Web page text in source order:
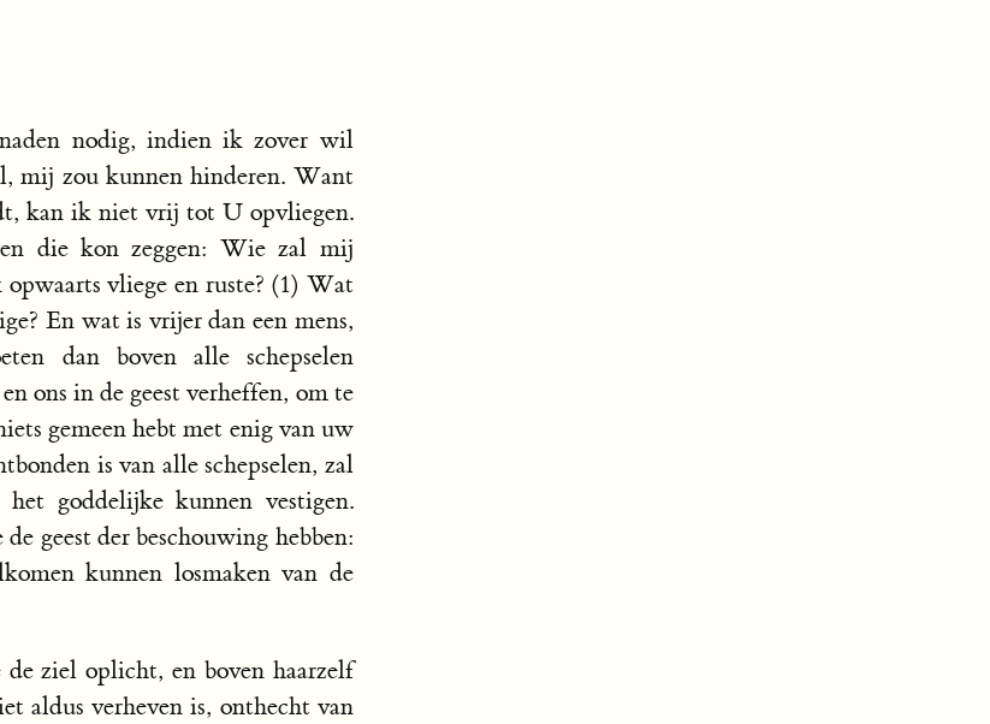
nodig, indien ik zover wil
mij zou kunnen hinderen. Want
kan ik niet vrij tot U opvliegen.
die kon zeggen: Wie zal mij
vliege en ruste? (1) Wat
En wat is vrijer dan een mens,
dan boven alle schepselen
ons in de geest verheffen, om te
gemeen hebt met enig van uw
is van alle schepselen, zal
goddelijke kunnen vestigen.
geest der beschouwing hebben:
kunnen losmaken van de
ziel oplicht, en boven haarzelf
aldus verheven is, onthecht van